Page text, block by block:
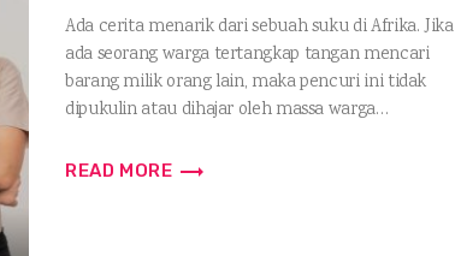
Ada cerita menarik dari sebuah suku di Afrika. Jika
ada seorang warga tertangkap tangan mencari
barang milik orang lain, maka pencuri ini tidak
dipukulin atau dihajar oleh massa warga
READ MORE trending_flat